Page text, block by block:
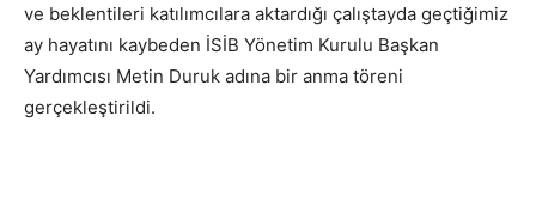
ve beklentileri katılımcılara aktardığı çalıştayda geçtiğimiz
ay hayatını kaybeden İSİB Yönetim Kurulu Başkan
Yardımcısı Metin Duruk adına bir anma töreni
gerçekleştirildi.